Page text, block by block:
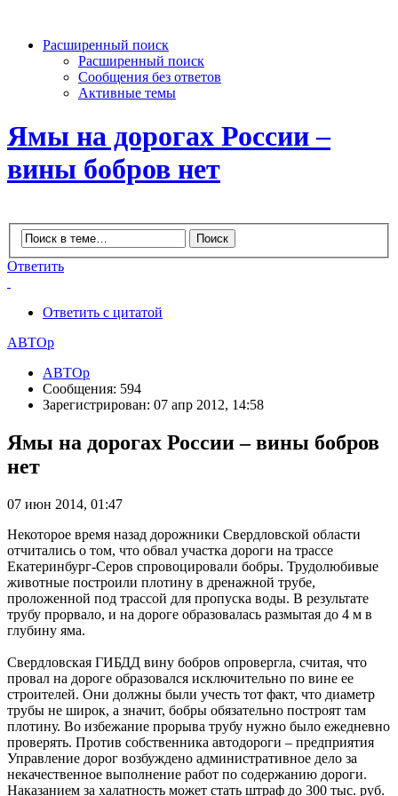
Расширенный поиск
Расширенный поиск
Сообщения без ответов
Активные темы
Ямы на дорогах России –
вины бобров нет
Ответить
Ответить с цитатой
АВТОр
АВТОр
Сообщения: 594
Зарегистрирован: 07 апр 2012, 14:58
Ямы на дорогах России – вины бобров
нет
07 июн 2014, 01:47
Некоторое время назад дорожники Свердловской области
отчитались о том, что обвал участка дороги на трассе
Екатеринбург-Серов спровоцировали бобры. Трудолюбивые
животные построили плотину в дренажной трубе,
проложенной под трассой для пропуска воды. В результате
трубу прорвало, и на дороге образовалась размытая до 4 м в
глубину яма.
Свердловская ГИБДД вину бобров опровергла, считая, что
провал на дороге образовался исключительно по вине ее
строителей. Они должны были учесть тот факт, что диаметр
трубы не широк, а значит, бобры обязательно построят там
плотину. Во избежание прорыва трубу нужно было ежедневно
проверять. Против собственника автодороги – предприятия
Управление дорог возбуждено административное дело за
некачественное выполнение работ по содержанию дороги.
Наказанием за халатность может стать штраф до 300 тыс. руб.